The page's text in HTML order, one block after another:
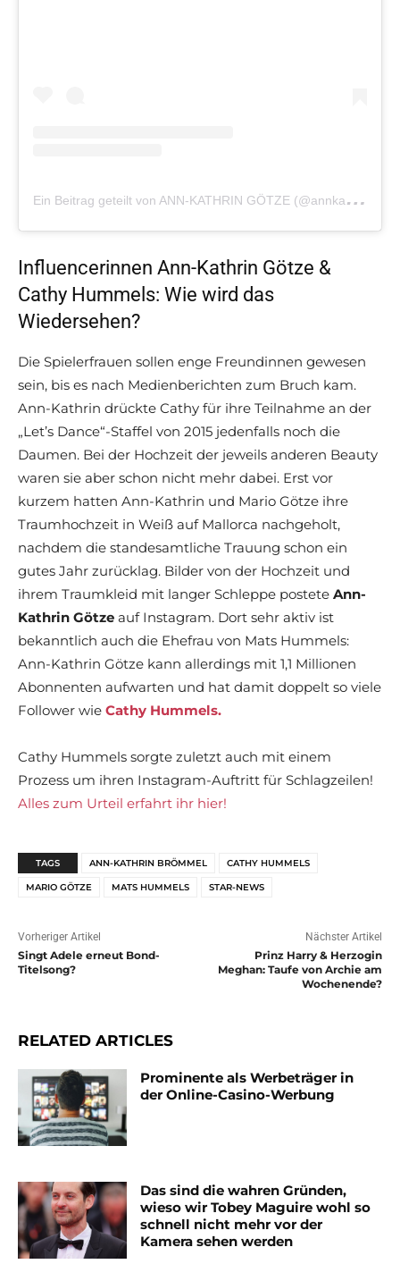
E
in Beitrag geteilt von ANN-KATHRIN GÖTZE (@annkathringotze)
Influencerinnen Ann-Kathrin Götze &
Cathy Hummels: Wie wird das
Wiedersehen?
Die Spielerfrauen sollen enge Freundinnen gewesen
sein, bis es nach Medienberichten zum Bruch kam.
Ann-Kathrin drückte Cathy für ihre Teilnahme an der
„Let’s Dance“-Staffel von 2015 jedenfalls noch die
Daumen. Bei der Hochzeit der jeweils anderen Beauty
waren sie aber schon nicht mehr dabei. Erst vor
kurzem hatten Ann-Kathrin und Mario Götze ihre
Traumhochzeit in Weiß auf Mallorca nachgeholt,
nachdem die standesamtliche Trauung schon ein
gutes Jahr zurücklag. Bilder von der Hochzeit und
ihrem Traumkleid mit langer Schleppe postete Ann-
Kathrin Götze auf Instagram. Dort sehr aktiv ist
bekanntlich auch die Ehefrau von Mats Hummels:
Ann-Kathrin Götze kann allerdings mit 1,1 Millionen
Abonnenten aufwarten und hat damit doppelt so viele
Follower wie Cathy Hummels.
Cathy Hummels sorgte zuletzt auch mit einem
Prozess um ihren Instagram-Auftritt für Schlagzeilen!
Alles zum Urteil erfahrt ihr hier!
TAGS ANN-KATHRIN BRÖMMEL CATHY HUMMELS
MARIO GÖTZE MATS HUMMELS STAR-NEWS
Vorheriger Artikel
Singt Adele erneut Bond-
Titelsong?
Nächster Artikel
Prinz Harry & Herzogin
Meghan: Taufe von Archie am
Wochenende?
RELATED ARTICLES
Prominente als Werbeträger in
der Online-Casino-Werbung
Das sind die wahren Gründen,
wieso wir Tobey Maguire wohl so
schnell nicht mehr vor der
Kamera sehen werden